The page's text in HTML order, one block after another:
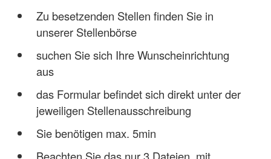
Zu besetzenden Stellen finden Sie in
unserer Stellenbörse
suchen Sie sich Ihre Wunscheinrichtung
aus
das Formular befindet sich direkt unter der
jeweiligen Stellenausschreibung
Sie benötigen max. 5min